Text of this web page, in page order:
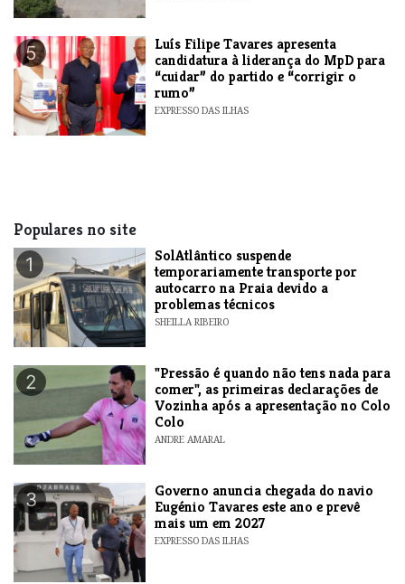
5
Luís Filipe Tavares apresenta
candidatura à liderança do MpD para
“cuidar” do partido e “corrigir o
rumo”
EXPRESSO DAS ILHAS
Populares no site
1
SolAtlântico suspende
temporariamente transporte por
autocarro na Praia devido a
problemas técnicos
SHEILLA RIBEIRO
2
"Pressão é quando não tens nada para
comer", as primeiras declarações de
Vozinha após a apresentação no Colo
Colo
ANDRE AMARAL
3
Governo anuncia chegada do navio
Eugénio Tavares este ano e prevê
mais um em 2027
EXPRESSO DAS ILHAS